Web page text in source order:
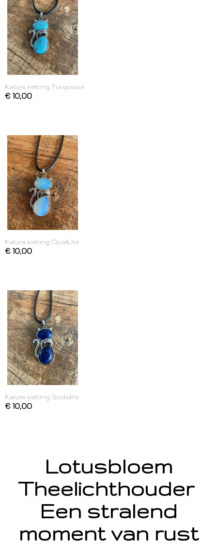
Katjes ketting Turquoise
€ 10,00
Katjes ketting OpalLite
€ 10,00
Katjes ketting Sodalite
€ 10,00
Lotusbloem
Theelichthouder
Een stralend
moment van rust